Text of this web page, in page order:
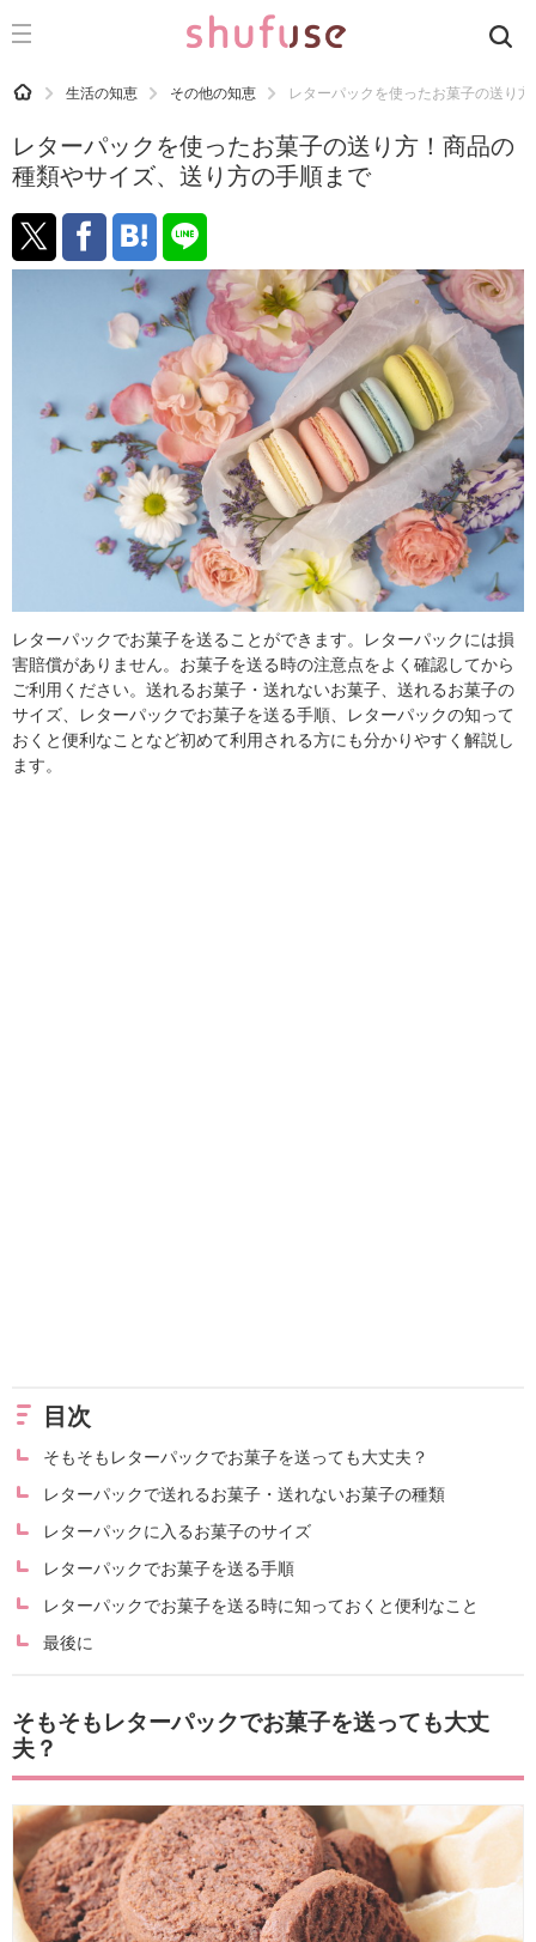
CATEGORY 記事カテゴリ
運気
洗濯
生活の知恵
趣味
食材辞典
おすすめ
HOME 生活の知恵 その他の知恵 レターパックを使ったお菓子の送り
レターパックを使ったお菓子の送り方！商品の
種類やサイズ、送り方の手順まで
レターパックでお菓子を送ることができます。レターパックには損
害賠償がありません。お菓子を送る時の注意点をよく確認してから
ご利用ください。送れるお菓子・送れないお菓子、送れるお菓子の
サイズ、レターパックでお菓子を送る手順、レターパックの知って
おくと便利なことなど初めて利用される方にも分かりやすく解説し
ます。
目次
そもそもレターパックでお菓子を送っても大丈夫？
レターパックで送れるお菓子・送れないお菓子の種類
レターパックに入るお菓子のサイズ
レターパックでお菓子を送る手順
レターパックでお菓子を送る時に知っておくと便利なこと
最後に
そもそもレターパックでお菓子を送っても大丈
夫？